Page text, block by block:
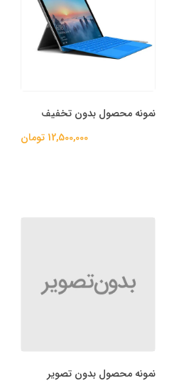
نمونه محصول بدون تخفیف
12,500,000 تومان
نمونه محصول بدون تصویر